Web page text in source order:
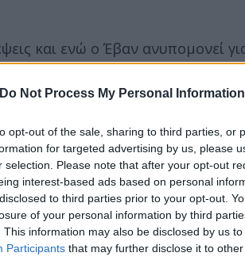
Do Not Process My Personal Information
opt-out of the sale, sharing to third parties, or
for targeted advertising by us, please
selection. Please note that after your opt-out
interest-based ads based on personal
to third parties prior to your opt-out.
of your personal information by third
This information may also be disclosed by us
Participants that may further disclose it to other
και ενώ ο Έβαν ανυπομονεί
Κοσμά να επισκευάσει τον
Νικόλα θα πυροδοτήσουν μια
Flash.grστην αναζήτηση της